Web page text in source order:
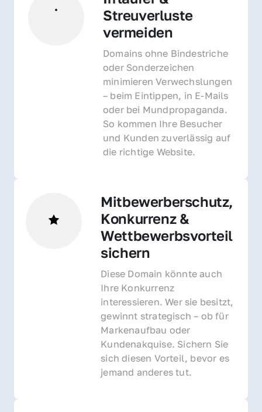
Streuverluste
vermeiden
Domains ohne Bindestriche
oder Sonderzeichen
minimieren Verwechslungen
– beim Eintippen, in E-Mails
oder bei Mundpropaganda.
So kommen Ihre Besucher
und Kunden zuverlässig auf
die richtige Website.
Mitbewerberschutz,
Konkurrenz &
Wettbewerbsvorteil
sichern
Diese Domain könnte auch
Ihre Konkurrenz
interessieren. Wer sie besitzt,
gewinnt strategisch – ob für
Markenaufbau oder
Kundenakquise. Sichern Sie
sich diesen Vorteil, bevor es
jemand anderes tut.